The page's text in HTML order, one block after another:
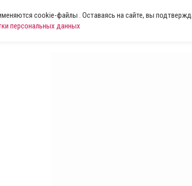
cookie-файлы . Оставаясь на сайте, вы
персональных данных